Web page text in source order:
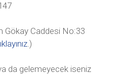
Gökay Caddesi No:33
.)
da gelemeyecek iseniz